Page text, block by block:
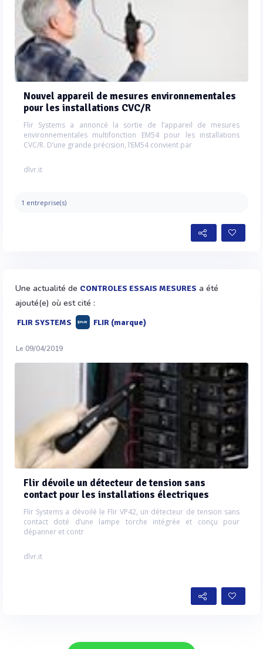
Nouvel appareil de mesures environnementales
pour les installations CVC/R
Flir Systems a annoncé la sortie de l’appareil de mesures
environnementales multifonction EM54 pour les installations
CVC/R. D’une grande précision, l’EM54 convient par
dlvr.it
1 entreprise(s)
Une actualité de CONTROLES ESSAIS MESURES a été
ajouté(e) où est cité :
FLIR SYSTEMS FLIR (marque)
Le 09/04/2019
Flir dévoile un détecteur de tension sans
contact pour les installations électriques
Flir Systems a dévoilé le Flir VP42, un détecteur de tension sans
contact doté d’une lampe torche intégrée et conçu pour
dépanner et contr
dlvr.it